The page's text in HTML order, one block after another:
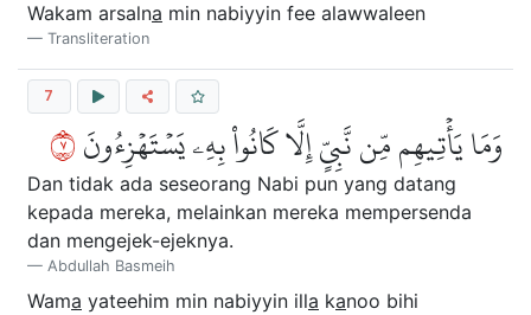
Wakam arsalna min nabiyyin fee alawwaleen
Transliteration
7
وَمَا يَأۡتِيهِم مِّن نَّبِيٍّ إِلَّا كَانُواْ بِهِۦ يَسۡتَهۡزِءُونَ٧
Dan tidak ada seseorang Nabi pun yang datang
kepada mereka, melainkan mereka mempersenda
dan mengejek-ejeknya.
Abdullah Basmeih
Wama yateehim min nabiyyin illa kanoo bihi